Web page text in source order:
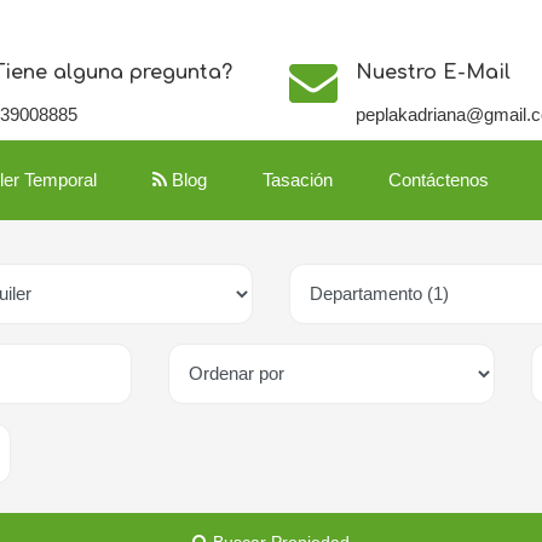
alguna pregunta? Nuestro E-Mail
Temporal Blog Tasación Contáctenos